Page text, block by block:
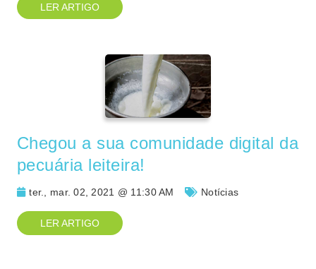
LER ARTIGO
Chegou a sua comunidade digital da
pecuária leiteira!
ter., mar. 02, 2021 @ 11:30 AM Notícias
LER ARTIGO